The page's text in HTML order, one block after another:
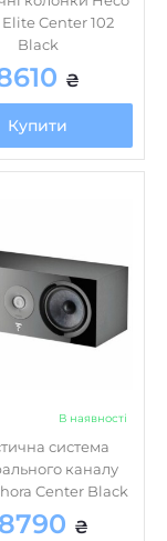
Black
8610
Купити
система
Center Black
₴